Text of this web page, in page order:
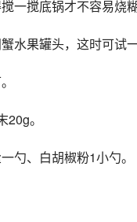
一搅底锅才不容易烧糊
水果罐头，这时可试
。
勺、白胡椒粉1小勺。